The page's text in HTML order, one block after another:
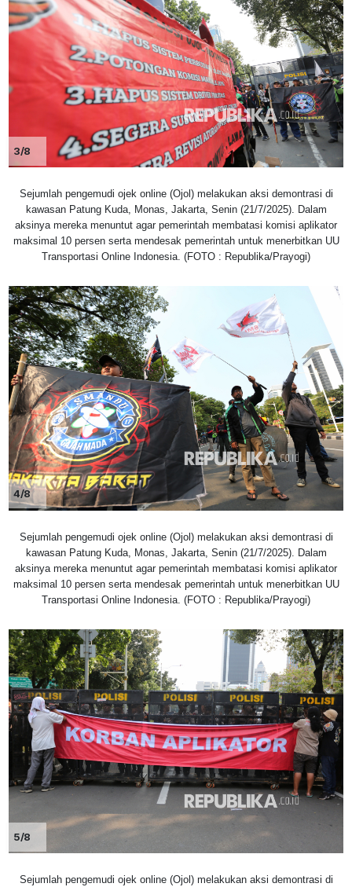
3/8
Sejumlah pengemudi ojek online (Ojol) melakukan aksi demontrasi di
kawasan Patung Kuda, Monas, Jakarta, Senin (21/7/2025). Dalam
aksinya mereka menuntut agar pemerintah membatasi komisi aplikator
maksimal 10 persen serta mendesak pemerintah untuk menerbitkan UU
Transportasi Online Indonesia. (FOTO : Republika/Prayogi)
4/8
Sejumlah pengemudi ojek online (Ojol) melakukan aksi demontrasi di
kawasan Patung Kuda, Monas, Jakarta, Senin (21/7/2025). Dalam
aksinya mereka menuntut agar pemerintah membatasi komisi aplikator
maksimal 10 persen serta mendesak pemerintah untuk menerbitkan UU
Transportasi Online Indonesia. (FOTO : Republika/Prayogi)
5/8
Sejumlah pengemudi ojek online (Ojol) melakukan aksi demontrasi di